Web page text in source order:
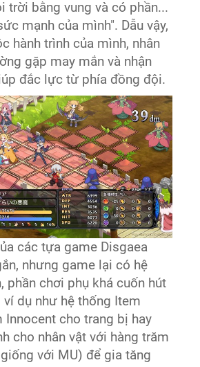
trời bằng vung và có phần...
mạnh của mình". Dẫu vậy,
hành trình của mình, nhân
gặp may mắn và nhận
đắc lực từ phía đồng đội.
các tựa game Disgaea
nhưng game lại có hệ
phần chơi phụ khá cuốn hút
ví dụ như hệ thống Item
Innocent cho trang bị hay
cho nhân vật với hàng trăm
với MU) để gia tăng